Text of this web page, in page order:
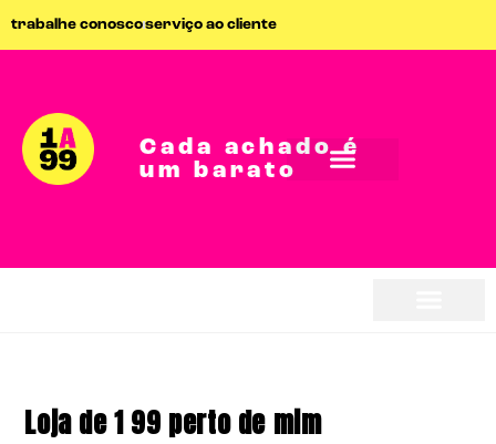
trabalhe conoscoserviço ao cliente
Cada achado é
um barato
Loja de 1 99 perto de mim